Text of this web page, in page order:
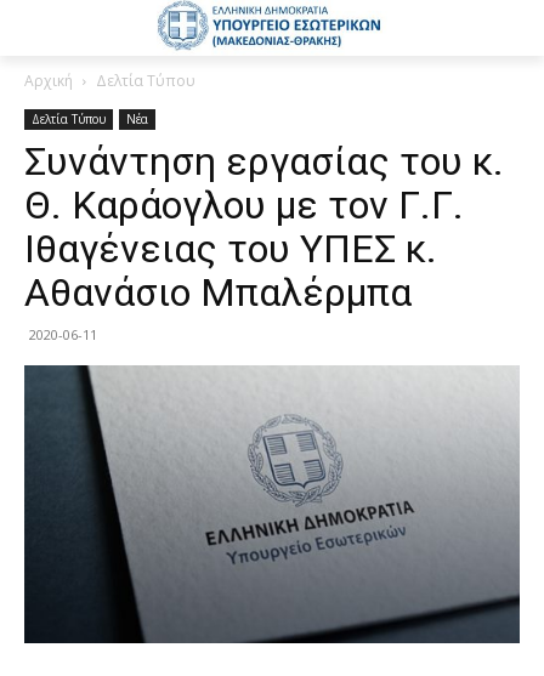
Αρχική Δελτία Τύπου
Δελτία Τύπου Νέα
Συνάντηση εργασίας του κ.
Θ. Καράογλου με τον Γ.Γ.
Ιθαγένειας του ΥΠΕΣ κ.
Αθανάσιο Μπαλέρμπα
2020-06-11